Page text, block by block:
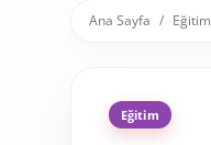
Ana Sayfa Eğitim
Eğitim